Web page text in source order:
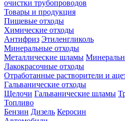
очистки трубопроводов
Товары и продукция
Пищевые отходы
Химические отходы
Антифриз Этиленгликоль
Минеральные отходы
Металлические шламы
Лакокрасочные отходы
Отработанные растворители и
Гальванические отходы
Щелочи Гальванические шламы
Топливо
Бензин Дизель Керосин